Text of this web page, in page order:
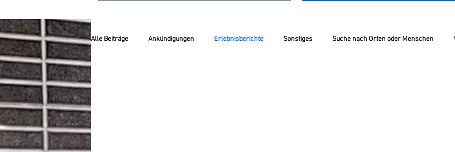
Alle Beiträge Ankündigungen Erlebnisberichte Sonstiges Suche nach Orten oder Menschen